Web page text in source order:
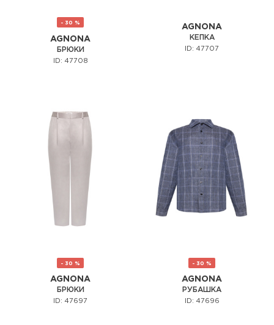
- 30 %
AGNONA
БРЮКИ
ID: 47708
AGNONA
КЕПКА
ID: 47707
- 30 %
AGNONA
БРЮКИ
ID: 47697
- 30 %
AGNONA
РУБАШКА
ID: 47696